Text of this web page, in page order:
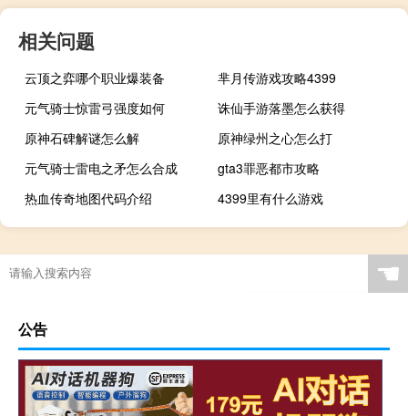
相关问题
云顶之弈哪个职业爆装备
芈月传游戏攻略4399
元气骑士惊雷弓强度如何
诛仙手游落墨怎么获得
原神石碑解谜怎么解
原神绿州之心怎么打
元气骑士雷电之矛怎么合成
gta3罪恶都市攻略
热血传奇地图代码介绍
4399里有什么游戏
☚
公告